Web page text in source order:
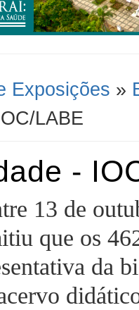
Exposições »
LABE
-
13 de
que os
da